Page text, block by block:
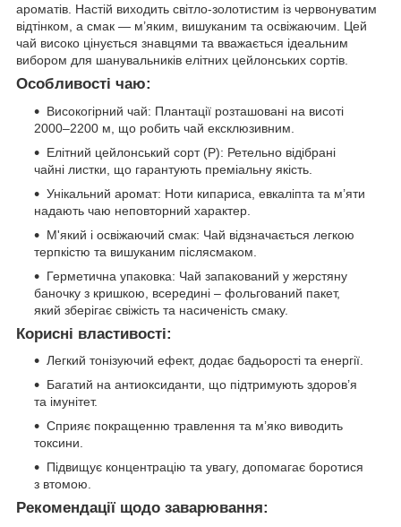
ароматів. Настій виходить світло-золотистим із червонуватим
відтінком, а смак — м’яким, вишуканим та освіжаючим. Цей
чай високо цінується знавцями та вважається ідеальним
вибором для шанувальників елітних цейлонських сортів.
Особливості чаю:
Високогірний чай: Плантації розташовані на висоті
2000–2200 м, що робить чай ексклюзивним.
Елітний цейлонський сорт (P): Ретельно відібрані
чайні листки, що гарантують преміальну якість.
Унікальний аромат: Ноти кипариса, евкаліпта та м’яти
надають чаю неповторний характер.
М'який і освіжаючий смак: Чай відзначається легкою
терпкістю та вишуканим післясмаком.
Герметична упаковка: Чай запакований у жерстяну
баночку з кришкою, всередині – фольгований пакет,
який зберігає свіжість та насиченість смаку.
Корисні властивості:
Легкий тонізуючий ефект, додає бадьорості та енергії.
Багатий на антиоксиданти, що підтримують здоров’я
та імунітет.
Сприяє покращенню травлення та м’яко виводить
токсини.
Підвищує концентрацію та увагу, допомагає боротися
з втомою.
Рекомендації щодо заварювання: